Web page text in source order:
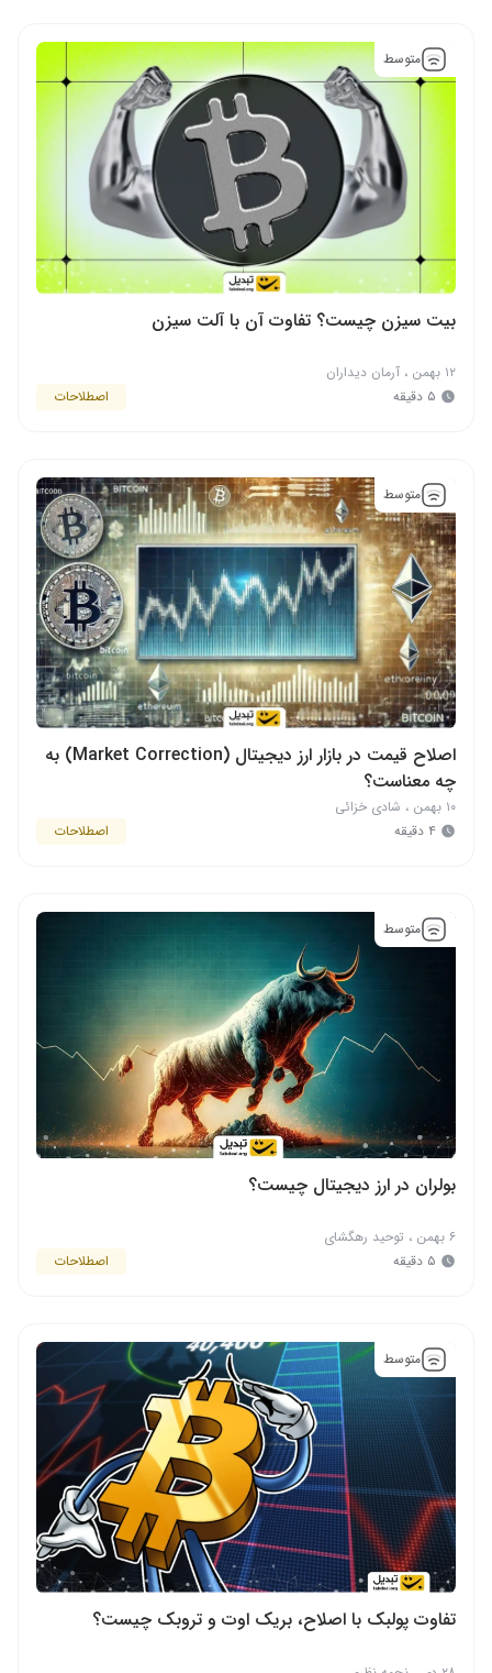
متوسط
بیت سیزن چیست؟ تفاوت آن با آلت سیزن
۱۲ بهمن ، آرمان دیداران
۵ دقیقه
اصطلاحات
متوسط
اصلاح قیمت در بازار ارز دیجیتال (Market Correction) به
چه معناست؟
۱۰ بهمن ، شادی خزائی
۴ دقیقه
اصطلاحات
متوسط
بولران در ارز دیجیتال چیست؟
۶ بهمن ، توحید رهگشای
۵ دقیقه
اصطلاحات
متوسط
تفاوت پولبک با اصلاح، بریک اوت و تروبک چیست؟